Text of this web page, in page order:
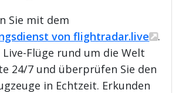
Sie mit dem
von flightradar.live
.
Flüge rund um die Welt
24/7 und überprüfen Sie den
in Echtzeit. Erkunden